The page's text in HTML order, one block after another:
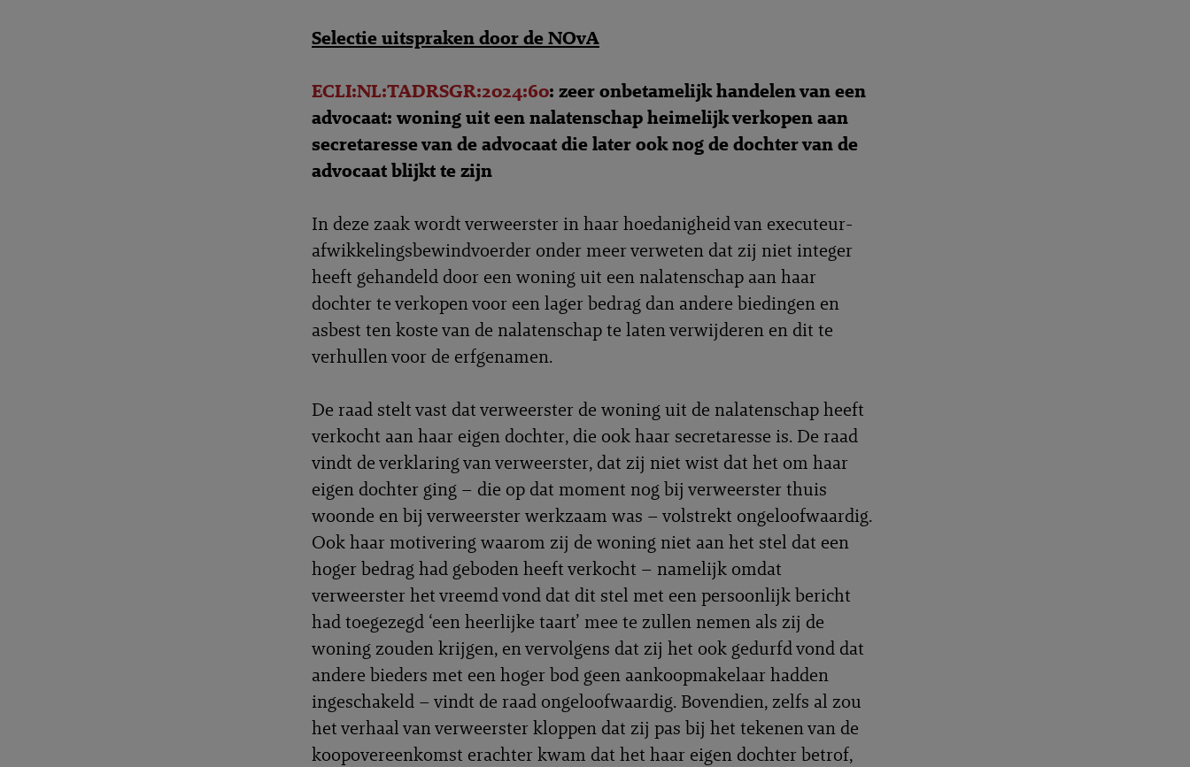
Selectie uitspraken door de NOvA
ECLI:NL:TADRSGR:2024:60: zeer onbetamelijk handelen van een
advocaat: woning uit een nalatenschap heimelijk verkopen aan
secretaresse van de advocaat die later ook nog de dochter van de
advocaat blijkt te zijn
In deze zaak wordt verweerster in haar hoedanigheid van executeur-
afwikkelingsbewindvoerder onder meer verweten dat zij niet integer
heeft gehandeld door een woning uit een nalatenschap aan haar
dochter te verkopen voor een lager bedrag dan andere biedingen en
asbest ten koste van de nalatenschap te laten verwijderen en dit te
verhullen voor de erfgenamen.
De raad stelt vast dat verweerster de woning uit de nalatenschap heeft
verkocht aan haar eigen dochter, die ook haar secretaresse is. De raad
vindt de verklaring van verweerster, dat zij niet wist dat het om haar
eigen dochter ging – die op dat moment nog bij verweerster thuis
woonde en bij verweerster werkzaam was – volstrekt ongeloofwaardig.
Ook haar motivering waarom zij de woning niet aan het stel dat een
hoger bedrag had geboden heeft verkocht – namelijk omdat
verweerster het vreemd vond dat dit stel met een persoonlijk bericht
had toegezegd ‘een heerlijke taart’ mee te zullen nemen als zij de
woning zouden krijgen, en vervolgens dat zij het ook gedurfd vond dat
andere bieders met een hoger bod geen aankoopmakelaar hadden
ingeschakeld – vindt de raad ongeloofwaardig. Bovendien, zelfs al zou
het verhaal van verweerster kloppen dat zij pas bij het tekenen van de
koopovereenkomst erachter kwam dat het haar eigen dochter betrof,